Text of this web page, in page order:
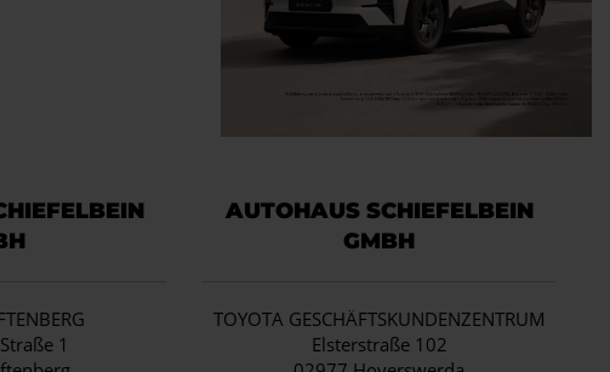
1
AUTOHAUS SCHIEFELBEIN
GMBH
TOYOTA GESCHÄFTSKUNDENZENTRUM
Elsterstraße 102